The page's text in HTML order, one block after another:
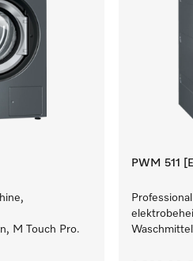
M Touch Pro.
PWM 511